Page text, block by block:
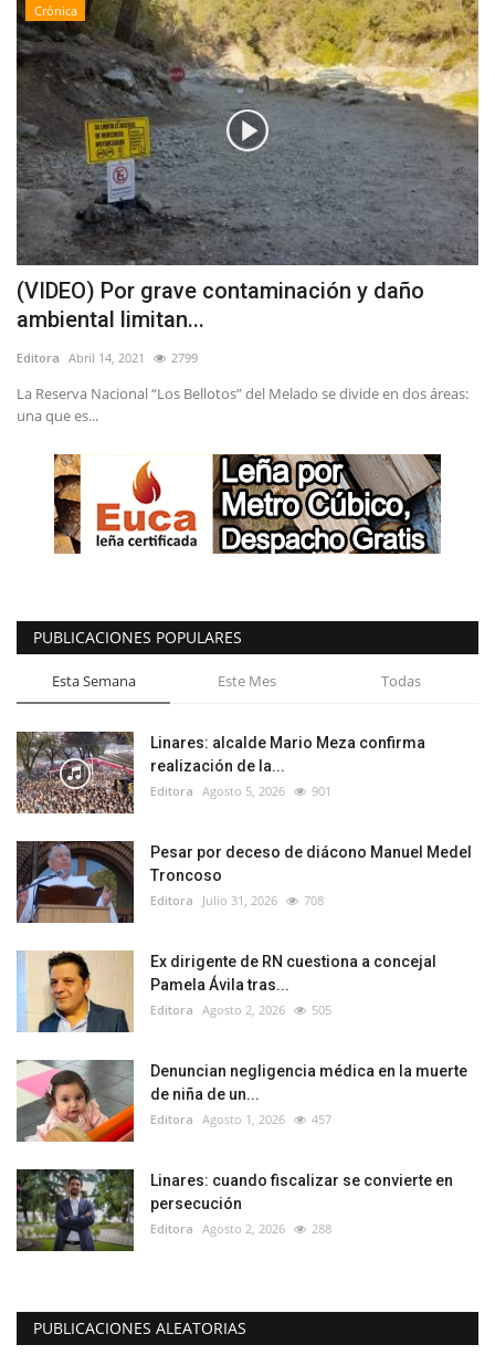
Crónica
(VIDEO) Por grave contaminación y daño
ambiental limitan...
Editora Abril 14, 2021 2799
La Reserva Nacional “Los Bellotos” del Melado se divide en dos áreas:
una que es...
PUBLICACIONES POPULARES
Esta Semana Este Mes Todas
Linares: alcalde Mario Meza confirma
realización de la...
Editora Agosto 5, 2026 901
Pesar por deceso de diácono Manuel Medel
Troncoso
Editora Julio 31, 2026 708
Ex dirigente de RN cuestiona a concejal
Pamela Ávila tras...
Editora Agosto 2, 2026 505
Denuncian negligencia médica en la muerte
de niña de un...
Editora Agosto 1, 2026 457
Linares: cuando fiscalizar se convierte en
persecución
Editora Agosto 2, 2026 288
PUBLICACIONES ALEATORIAS